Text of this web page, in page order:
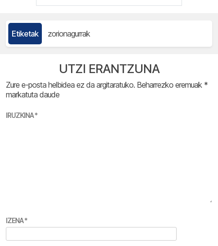
Etiketak zorionagurrak
UTZI ERANTZUNA
Zure e-posta helbidea ez da argitaratuko. Beharrezko eremuak *
markatuta daude
IRUZKINA*
IZENA*